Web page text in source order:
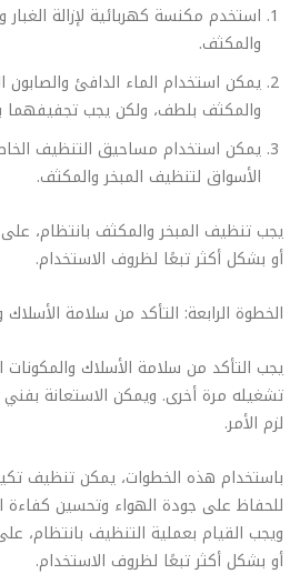
استخدم مكنسة كهربائية لإزالة الغبار
والمكثف.
يمكن استخدام الماء الدافئ
والمكثف بلطف، ولكن يجب
يمكن استخدام مساحيق التنظيف
الأسواق لتنظيف المبخر والمكثف.
يجب تنظيف المبخر والمكثف بانتظام،
أو بشكل أكثر تبعًا لظروف الاستخدام.
الخطوة الرابعة: التأكد من سلامة الأسلاك
يجب التأكد من سلامة الأسلاك
تشغيله مرة أخرى. ويمكن الاستعانة
لزم الأمر.
باستخدام هذه الخطوات، يمكن تنظيف
للحفاظ على جودة الهواء وتحسين كفاءة
ويجب القيام بعملية التنظيف بانتظام،
أو بشكل أكثر تبعًا لظروف الاستخدام.